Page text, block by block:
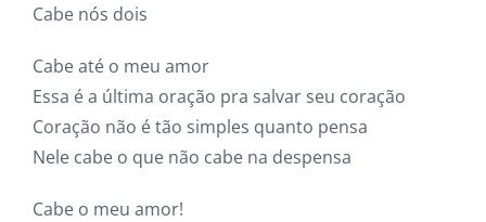
Cabe nós dois
Cabe até o meu amor
Essa é a última oração pra salvar seu coração
Coração não é tão simples quanto pensa
Nele cabe o que não cabe na despensa
Cabe o meu amor!